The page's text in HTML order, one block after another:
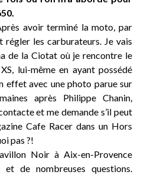
avoir terminé la moto, par
régler les carburateurs. Je vais
de la Ciotat où je rencontre le
lui-même en ayant possédé
effet avec une photo parue sur
après Philippe Chanin,
et me demande s’il peut
Cafe Racer dans un Hors
pas ?!
Noir à Aix-en-Provence
de nombreuses questions.